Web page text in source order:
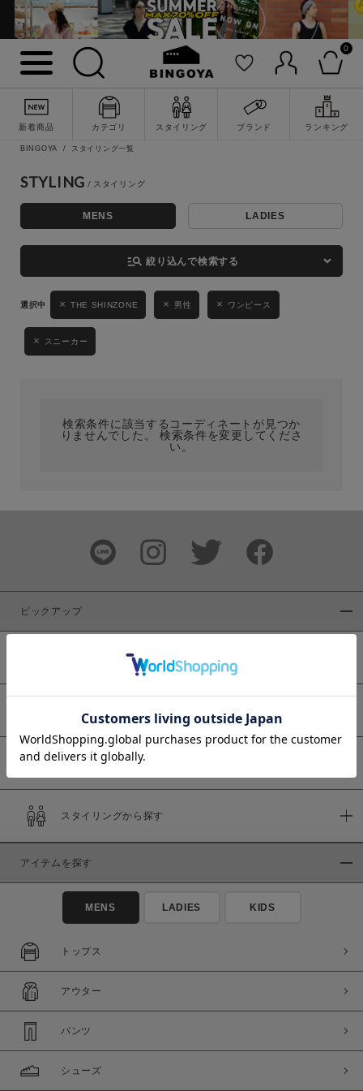
0
新着商品 カテゴリ スタイリング ブランド ランキング
詳細検索
キーワード
性別
MENS LADIES KIDS
ブランド
商品タイプ
通常商品
セール価格
在庫
在庫あり
BINGOYA スタイリング一覧
STYLING
MENS LADIES
manage_search 絞り込んで検索する
THE SHINZONE 男性 ワンピース
スニーカー
検索条件に該当するコーディネートが見つか
りませんでした。 検索条件を変更してくださ
い。
ピックアップ
予約商品
スタイリングから探す
アイテムを探す
MENS LADIES KIDS
トップス
アウター
パンツ
シューズ